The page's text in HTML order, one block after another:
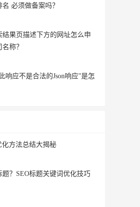
必须做备案吗？
结果页描述下方的网址怎么申
称？
响应不是合法的Json响应”是怎
化方法总结大揭秘
？SEO标题关键词优化技巧